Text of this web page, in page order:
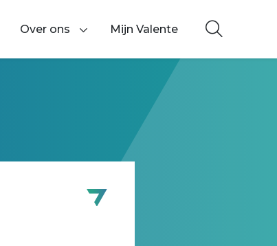
Over ons
Toon onderliggende navigatie items
Mijn Valente